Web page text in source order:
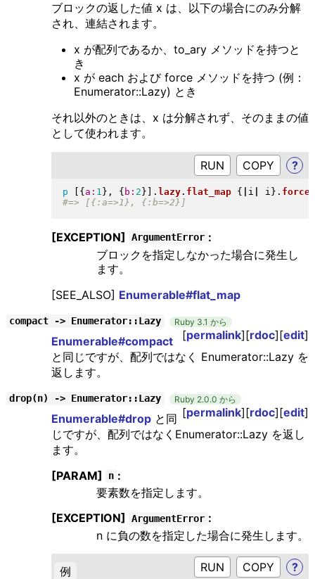
ブロックの返した値 x は、以下の場合にのみ分解
され、連結されます。
x が配列であるか、to_ary メソッドを持つと
き
x が each および force メソッドを持つ (例：
Enumerator::Lazy) とき
それ以外のときは、x は分解されず、そのままの値
として使われます。
RUN ?
p { a: 1 } , { b: 2 } . lazy. flat_map { i i } . force
[EXCEPTION] ArgumentError :
ブロックを指定しなかった場合に発生し
ます。
[SEE_ALSO] Enumerable#flat_map
compact -> Enumerator::Lazy Ruby 3.1 から
[permalink][rdoc][edit]
Enumerable#compact
と同じですが、配列ではなく Enumerator::Lazy を
返します。
drop(n) -> Enumerator::Lazy Ruby 2.0.0 から
[permalink][rdoc][edit]
Enumerable#dropと同
じですが、配列ではなくEnumerator::Lazy を返し
ます。
[PARAM]
n :
要素数を指定します。
[EXCEPTION]
ArgumentError :
n に負の数を指定した場合に発生します。
例 RUN ?